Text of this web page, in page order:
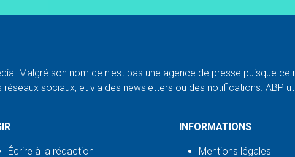
Malgré son nom ce n'est pas une agence de presse puisque
sociaux, et via des newsletters ou des notifications. ABP
Écrire à la rédaction
INFORMATIONS
Mentions légales